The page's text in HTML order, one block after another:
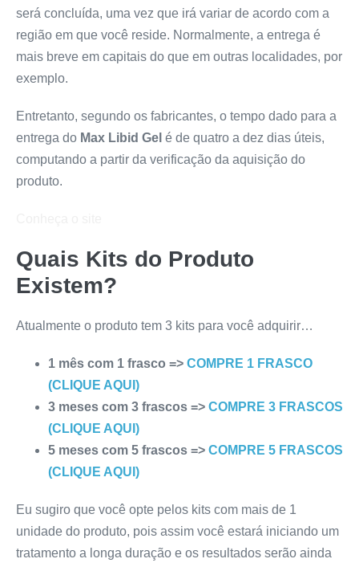
será concluída, uma vez que irá variar de acordo com a
região em que você reside. Normalmente, a entrega é
mais breve em capitais do que em outras localidades, por
exemplo.
Entretanto, segundo os fabricantes, o tempo dado para a
entrega do Max Libid Gel é de quatro a dez dias úteis,
computando a partir da verificação da aquisição do
produto.
Quais Kits do Produto
Existem?
Atualmente o produto tem 3 kits para você adquirir…
1 mês com 1 frasco => COMPRE 1 FRASCO
(CLIQUE AQUI)
3 meses com 3 frascos => COMPRE 3 FRASCOS
(CLIQUE AQUI)
5 meses com 5 frascos => COMPRE 5 FRASCOS
(CLIQUE AQUI)
Eu sugiro que você opte pelos kits com mais de 1
unidade do produto, pois assim você estará iniciando um
tratamento a longa duração e os resultados serão ainda